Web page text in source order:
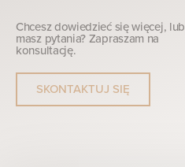
Chcesz dowiedzieć się więcej, lub
masz pytania? Zapraszam na
konsultację.
SKONTAKTUJ SIĘ